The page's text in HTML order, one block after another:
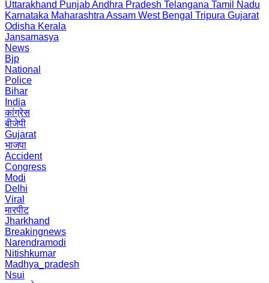
Uttarakhand PunjabAndhra Pradesh Telangana Tamil Nadu
Karnataka Maharashtra Assam West Bengal Tripura Gujarat
Odisha Kerala
Jansamasya
News
Bjp
National
Police
Bihar
India
कांग्रेस
बीजेपी
Gujarat
भाजपा
Accident
Congress
Modi
Delhi
Viral
मारपीट
Jharkhand
Breakingnews
Narendramodi
Nitishkumar
Madhya_pradesh
Nsui